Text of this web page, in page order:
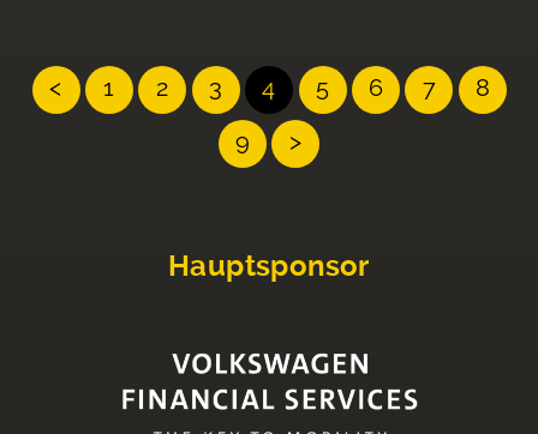
< 1 2 3 4 5 6 7
8
9
>
Hauptsponsor